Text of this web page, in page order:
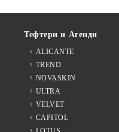
Тефтери и Агенди
ALICANTE
TREND
NOVASKIN
ULTRA
VELVET
CAPITOL